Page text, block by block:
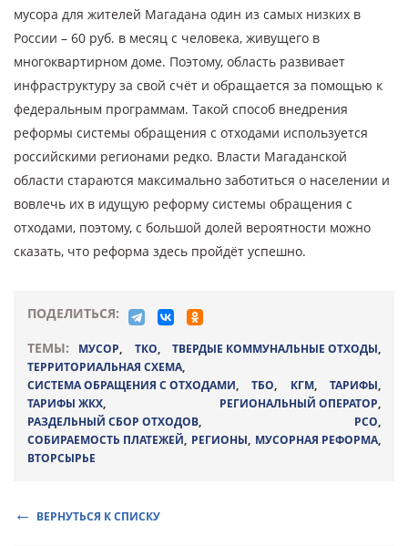
мусора для жителей Магадана один из самых низких в
России – 60 руб. в месяц с человека, живущего в
многоквартирном доме. Поэтому, область развивает
инфраструктуру за свой счёт и обращается за помощью к
федеральным программам. Такой способ внедрения
реформы системы обращения с отходами используется
российскими регионами редко. Власти Магаданской
области стараются максимально заботиться о населении и
вовлечь их в идущую реформу системы обращения с
отходами, поэтому, с большой долей вероятности можно
сказать, что реформа здесь пройдёт успешно.
ПОДЕЛИТЬСЯ:
ТЕМЫ:
МУСОР, ТКО, ТВЕРДЫЕ КОММУНАЛЬНЫЕ ОТХОДЫ,
ТЕРРИТОРИАЛЬНАЯ СХЕМА,
СИСТЕМА ОБРАЩЕНИЯ С ОТХОДАМИ,ТБО, КГМ,ТАРИФЫ,
ТАРИФЫ ЖКХ, РЕГИОНАЛЬНЫЙ ОПЕРАТОР,
РАЗДЕЛЬНЫЙ СБОР ОТХОДОВ, РСО,
СОБИРАЕМОСТЬ ПЛАТЕЖЕЙ, РЕГИОНЫ, МУСОРНАЯ РЕФОРМА,
ВТОРСЫРЬЕ
ВЕРНУТЬСЯ К СПИСКУ